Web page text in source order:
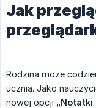
Jak
Rodzina może
ucznia. Jako
nowej opcji „Notatki